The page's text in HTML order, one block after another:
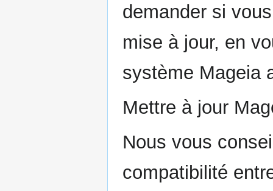
demander si
mise à jour, en
système Mageia
Mettre à jour
Nous vous
compatibilité